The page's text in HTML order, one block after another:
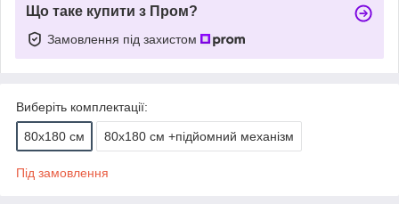
Що таке купити з Пром?
Замовлення під захистом
Виберіть комплектації:
80х180 см 80х180 см +підйомний механізм
Під замовлення